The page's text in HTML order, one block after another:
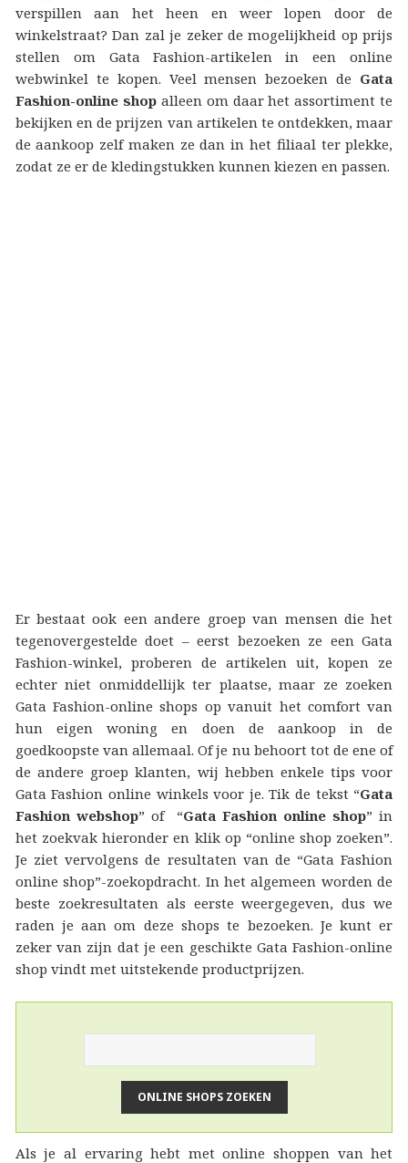
verspillen aan het heen en weer lopen door de
winkelstraat? Dan zal je zeker de mogelijkheid op prijs
stellen om Gata Fashion-artikelen in een online
webwinkel te kopen. Veel mensen bezoeken de Gata
Fashion-online shopalleen om daar het assortiment te
bekijken en de prijzen van artikelen te ontdekken, maar
de aankoop zelf maken ze dan in het filiaal ter plekke,
zodat ze er de kledingstukken kunnen kiezen en passen.
Er bestaat ook een andere groep van mensen die het
tegenovergestelde doet – eerst bezoeken ze een Gata
Fashion-winkel, proberen de artikelen uit, kopen ze
echter niet onmiddellijk ter plaatse, maar ze zoeken
Gata Fashion-online shops op vanuit het comfort van
hun eigen woning en doen de aankoop in de
goedkoopste van allemaal. Of je nu behoort tot de ene of
de andere groep klanten, wij hebben enkele tips voor
Gata Fashion online winkels voor je. Tik de tekst “Gata
Fashion webshop” of “Gata Fashion online shop” in
het zoekvak hieronder en klik op “online shop zoeken”.
Je ziet vervolgens de resultaten van de “Gata Fashion
online shop”-zoekopdracht. In het algemeen worden de
beste zoekresultaten als eerste weergegeven, dus we
raden je aan om deze shops te bezoeken. Je kunt er
zeker van zijn dat je een geschikte Gata Fashion-online
shop vindt met uitstekende productprijzen.
Als je al ervaring hebt met online shoppen van het